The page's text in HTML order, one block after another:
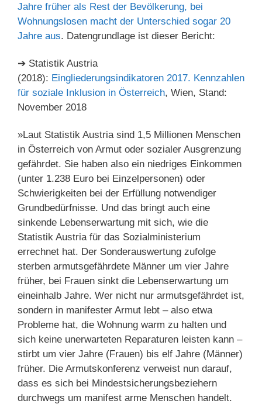
Jahre früher als Rest der Bevölkerung, bei
Wohnungslosen macht der Unterschied sogar 20
Jahre aus. Datengrundlage ist dieser Bericht:
➔ Statistik Austria
(2018): Eingliederungsindikatoren 2017. Kennzahlen
für soziale Inklusion in Österreich, Wien, Stand:
November 2018
»Laut Statistik Austria sind 1,5 Millionen Menschen
in Österreich von Armut oder sozialer Ausgrenzung
gefährdet. Sie haben also ein niedriges Einkommen
(unter 1.238 Euro bei Einzelpersonen) oder
Schwierigkeiten bei der Erfüllung notwendiger
Grundbedürfnisse. Und das bringt auch eine
sinkende Lebenserwartung mit sich, wie die
Statistik Austria für das Sozialministerium
errechnet hat. Der Sonderauswertung zufolge
sterben armutsgefährdete Männer um vier Jahre
früher, bei Frauen sinkt die Lebenserwartung um
eineinhalb Jahre. Wer nicht nur armutsgefährdet ist,
sondern in manifester Armut lebt – also etwa
Probleme hat, die Wohnung warm zu halten und
sich keine unerwarteten Reparaturen leisten kann –
stirbt um vier Jahre (Frauen) bis elf Jahre (Männer)
früher. Die Armutskonferenz verweist nun darauf,
dass es sich bei Mindestsicherungsbeziehern
durchwegs um manifest arme Menschen handelt.